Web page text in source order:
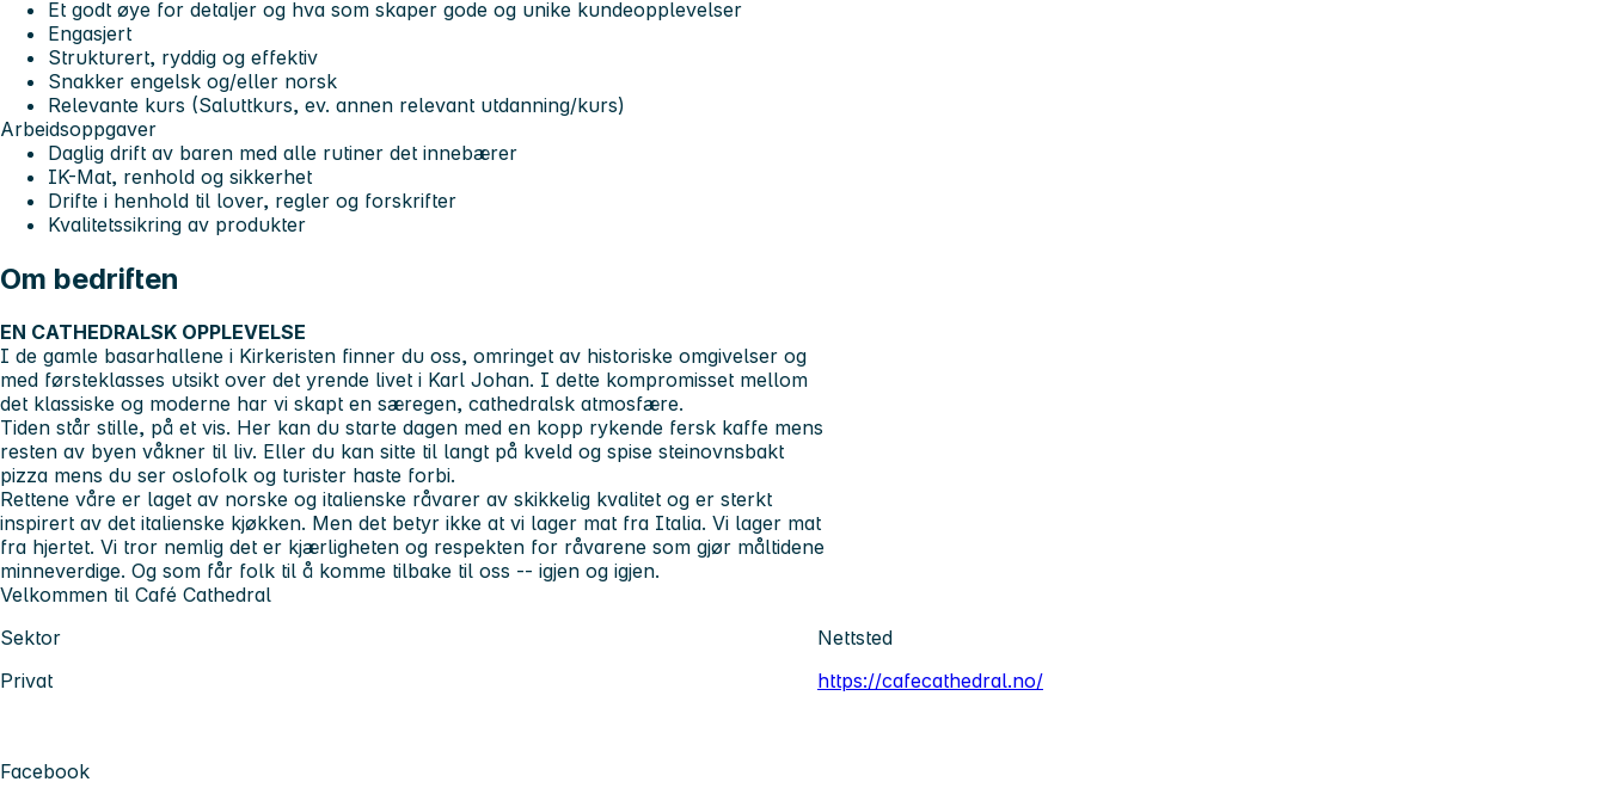
Et godt øye for detaljer og hva som skaper gode og unike kundeopplevelser
Engasjert
Strukturert, ryddig og effektiv
Snakker engelsk og/eller norsk
Relevante kurs (Saluttkurs, ev. annen relevant utdanning/kurs)
Arbeidsoppgaver
Daglig drift av baren med alle rutiner det innebærer
IK-Mat, renhold og sikkerhet
Drifte i henhold til lover, regler og forskrifter
Kvalitetssikring av produkter
Om bedriften
EN CATHEDRALSK OPPLEVELSE
I de gamle basarhallene i Kirkeristen finner du oss, omringet av historiske omgivelser og
med førsteklasses utsikt over det yrende livet i Karl Johan. I dette kompromisset mellom
det klassiske og moderne har vi skapt en særegen, cathedralsk atmosfære.
Tiden står stille, på et vis. Her kan du starte dagen med en kopp rykende fersk kaffe mens
resten av byen våkner til liv. Eller du kan sitte til langt på kveld og spise steinovnsbakt
pizza mens du ser oslofolk og turister haste forbi.
Rettene våre er laget av norske og italienske råvarer av skikkelig kvalitet og er sterkt
inspirert av det italienske kjøkken. Men det betyr ikke at vi lager mat fra Italia. Vi lager mat
fra hjertet. Vi tror nemlig det er kjærligheten og respekten for råvarene som gjør måltidene
minneverdige. Og som får folk til å komme tilbake til oss -- igjen og igjen.
Velkommen til Café Cathedral
Sektor
Privat
Nettsted
https://cafecathedral.no/
Facebook